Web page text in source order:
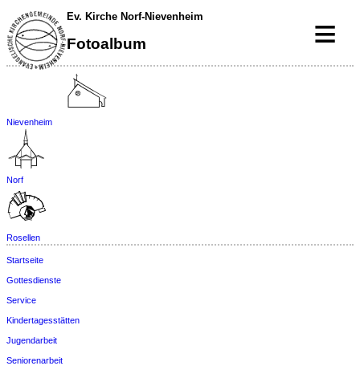
≡
Ev. Kirche Norf-Nievenheim
Fotoalbum
Nievenheim
Norf
Rosellen
Startseite
Gottesdienste
Service
Kindertagesstätten
Jugendarbeit
Seniorenarbeit